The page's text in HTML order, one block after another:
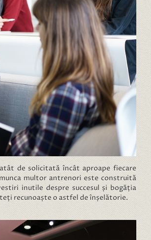
de solicitată încât aproape fiecare
multor antrenori este construită
inutile despre succesul și bogăția
recunoaște o astfel de înșelătorie.